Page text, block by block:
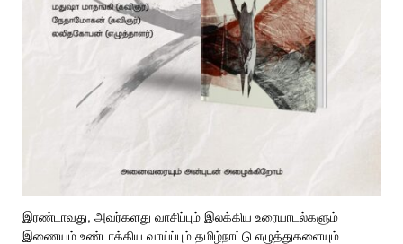
இரண்டாவது, அவர்களது வாசிப்பும் இலக்கிய உரையாடல்களும்
இணையம் உண்டாக்கிய வாய்ப்பும் தமிழ்நாட்டு எழுத்துகளையும்